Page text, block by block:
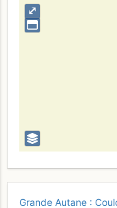
⤢
Grande Autane :